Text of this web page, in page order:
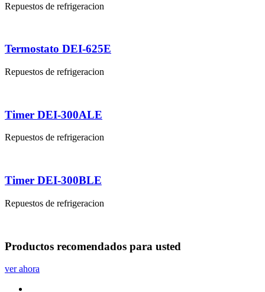
Repuestos de refrigeracion
Termostato DEI-625E
Repuestos de refrigeracion
Timer DEI-300ALE
Repuestos de refrigeracion
Timer DEI-300BLE
Repuestos de refrigeracion
Productos recomendados para usted
ver ahora